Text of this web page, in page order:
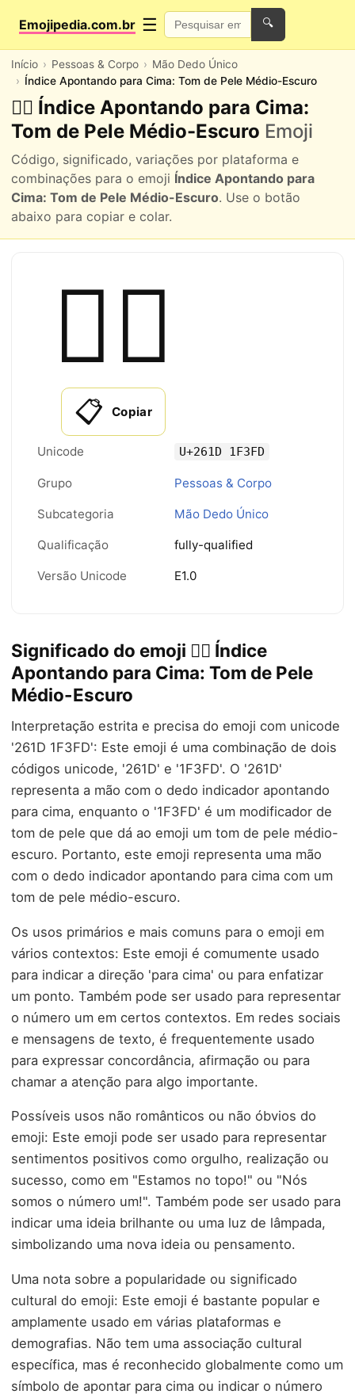
Emojipedia.com.br ☰ 🔍
Início Pessoas & Corpo
Mão Dedo Único
Índice Apontando para Cima: Tom de Pele Médio-Escuro
☝🏽 Índice Apontando para Cima:
Tom de Pele Médio-Escuro Emoji
Código, significado, variações por plataforma e
combinações para o emoji Índice Apontando para
Cima: Tom de Pele Médio-Escuro. Use o botão
abaixo para copiar e colar.
☝🏽
📋 Copiar
Unicode U+261D 1F3FD
Grupo Pessoas & Corpo
Subcategoria Mão Dedo Único
Qualificação fully-qualified
Versão Unicode E1.0
Significado do emoji ☝🏽 Índice
Apontando para Cima: Tom de Pele
Médio-Escuro
Interpretação estrita e precisa do emoji com unicode
'261D 1F3FD': Este emoji é uma combinação de dois
códigos unicode, '261D' e '1F3FD'. O '261D'
representa a mão com o dedo indicador apontando
para cima, enquanto o '1F3FD' é um modificador de
tom de pele que dá ao emoji um tom de pele médio-
escuro. Portanto, este emoji representa uma mão
com o dedo indicador apontando para cima com um
tom de pele médio-escuro.
Os usos primários e mais comuns para o emoji em
vários contextos: Este emoji é comumente usado
para indicar a direção 'para cima' ou para enfatizar
um ponto. Também pode ser usado para representar
o número um em certos contextos. Em redes sociais
e mensagens de texto, é frequentemente usado
para expressar concordância, afirmação ou para
chamar a atenção para algo importante.
Possíveis usos não românticos ou não óbvios do
emoji: Este emoji pode ser usado para representar
sentimentos positivos como orgulho, realização ou
sucesso, como em "Estamos no topo!" ou "Nós
somos o número um!". Também pode ser usado para
indicar uma ideia brilhante ou uma luz de lâmpada,
simbolizando uma nova ideia ou pensamento.
Uma nota sobre a popularidade ou significado
cultural do emoji: Este emoji é bastante popular e
amplamente usado em várias plataformas e
demografias. Não tem uma associação cultural
específica, mas é reconhecido globalmente como um
símbolo de apontar para cima ou indicar o número